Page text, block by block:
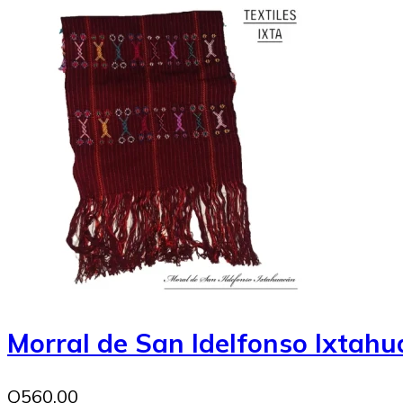
Morral de San Idelfonso
Q560.00